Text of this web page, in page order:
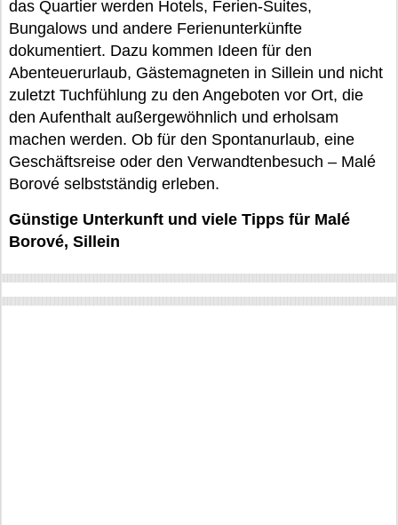
das Quartier werden Hotels, Ferien-Suites,
Bungalows und andere Ferienunterkünfte
dokumentiert. Dazu kommen Ideen für den
Abenteuerurlaub, Gästemagneten in Sillein und nicht
zuletzt Tuchfühlung zu den Angeboten vor Ort, die
den Aufenthalt außergewöhnlich und erholsam
machen werden. Ob für den Spontanurlaub, eine
Geschäftsreise oder den Verwandtenbesuch – Malé
Borové selbstständig erleben.
Günstige Unterkunft und viele Tipps für Malé
Borové, Sillein